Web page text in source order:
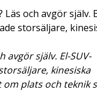
och avgör själv.
storsäljare,
avgör själv. El-SUV-
kinesiska
plats och teknik